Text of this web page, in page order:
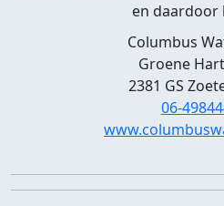
en daardoor
Columbus
Groene
2381 GS
06-